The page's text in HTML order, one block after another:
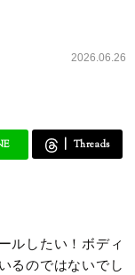
2026.06.26
Threads
ルしたい！ボディ
るのではないでし